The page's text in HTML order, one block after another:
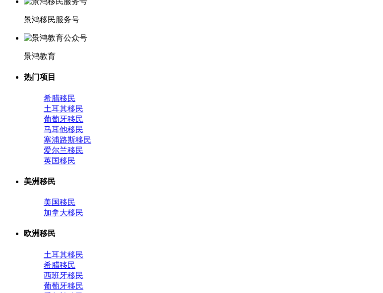
景鸿移民服务号
景鸿教育
热门项目
希腊移民
土耳其移民
葡萄牙移民
马耳他移民
塞浦路斯移民
爱尔兰移民
英国移民
美洲移民
美国移民
加拿大移民
欧洲移民
土耳其移民
希腊移民
西班牙移民
葡萄牙移民